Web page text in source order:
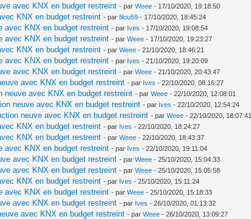
avec KNX en budget restreint - parWeee - 17/10/2020, 19:18:50
KNX en budget restreint - parfilou59 - 17/10/2020, 18:45:24
avec KNX en budget restreint - par Ives - 17/10/2020, 19:08:54
avec KNX en budget restreint - parWeee - 17/10/2020, 19:23:27
KNX en budget restreint - parWeee - 21/10/2020, 18:46:21
avec KNX en budget restreint - par Ives - 21/10/2020, 19:20:09
avec KNX en budget restreint - parWeee - 21/10/2020, 20:43:47
avec KNX en budget restreint - par Ives - 22/10/2020, 08:16:27
neuve avec KNX en budget restreint - parWeee - 22/10/2020, 12:08:01
neuve avec KNX en budget restreint - par Ives - 22/10/2020, 12:54:24
neuve avec KNX en budget restreint - parWeee - 22/10/2020, 18:07:41
KNX en budget restreint - par Ives - 22/10/2020, 18:24:27
KNX en budget restreint - parWeee - 22/10/2020, 18:43:37
avec KNX en budget restreint - par Ives - 22/10/2020, 19:11:04
avec KNX en budget restreint - parWeee - 25/10/2020, 15:04:33
avec KNX en budget restreint - parWeee - 25/10/2020, 15:05:58
KNX en budget restreint - par Ives - 25/10/2020, 15:11:24
avec KNX en budget restreint - parWeee - 25/10/2020, 15:18:33
avec KNX en budget restreint - par Ives - 26/10/2020, 01:13:32
avec KNX en budget restreint - parWeee - 26/10/2020, 13:09:27